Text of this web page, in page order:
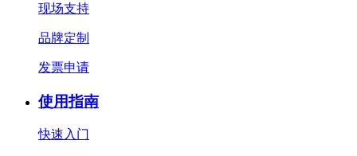
现场支持
品牌定制
发票申请
使用指南
快速入门